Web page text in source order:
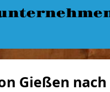
Gießen